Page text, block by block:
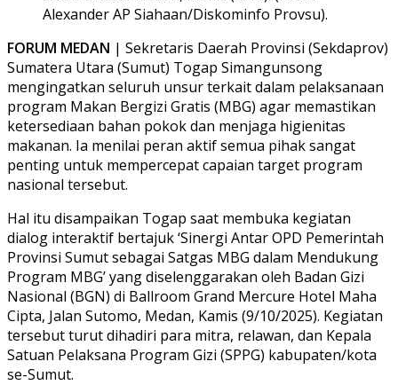
Alexander AP Siahaan/Diskominfo Provsu).
FORUM MEDAN | Sekretaris Daerah Provinsi (Sekdaprov)
Sumatera Utara (Sumut) Togap Simangunsong
mengingatkan seluruh unsur terkait dalam pelaksanaan
program Makan Bergizi Gratis (MBG) agar memastikan
ketersediaan bahan pokok dan menjaga higienitas
makanan. Ia menilai peran aktif semua pihak sangat
penting untuk mempercepat capaian target program
nasional tersebut.
Hal itu disampaikan Togap saat membuka kegiatan
dialog interaktif bertajuk ‘Sinergi Antar OPD Pemerintah
Provinsi Sumut sebagai Satgas MBG dalam Mendukung
Program MBG’ yang diselenggarakan oleh Badan Gizi
Nasional (BGN) di Ballroom Grand Mercure Hotel Maha
Cipta, Jalan Sutomo, Medan, Kamis (9/10/2025). Kegiatan
tersebut turut dihadiri para mitra, relawan, dan Kepala
Satuan Pelaksana Program Gizi (SPPG) kabupaten/kota
se-Sumut.